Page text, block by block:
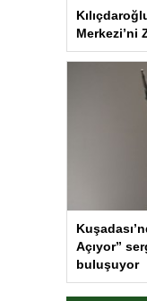
Merkezi’ni
Açıyor”
buluşuyor